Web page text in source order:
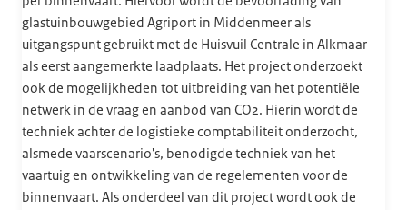
glastuinbouwgebied Agriport in Middenmeer als
uitgangspunt gebruikt met de Huisvuil Centrale in Alkmaar
als eerst aangemerkte laadplaats. Het project onderzoekt
ook de mogelijkheden tot uitbreiding van het potentiële
netwerk in de vraag en aanbod van CO2. Hierin wordt de
techniek achter de logistieke comptabiliteit onderzocht,
alsmede vaarscenario's, benodigde techniek van het
vaartuig en ontwikkeling van de regelementen voor de
binnenvaart. Als onderdeel van dit project wordt ook de